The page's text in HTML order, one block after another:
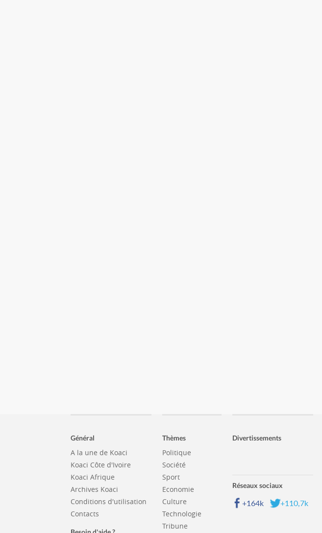
Général
A la une de Koaci
Koaci Côte d'Ivoire
Koaci Afrique
Archives Koaci
Conditions d'utilisation
Contacts
Thèmes
Politique
Société
Sport
Economie
Culture
Technologie
Tribune
Divertissements
Réseaux sociaux
+164k +110,7k